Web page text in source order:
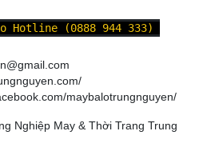
Hotline (0888 944 333)
maybalotrungnguyen/
Nghiệp May & Thời Trang Trung